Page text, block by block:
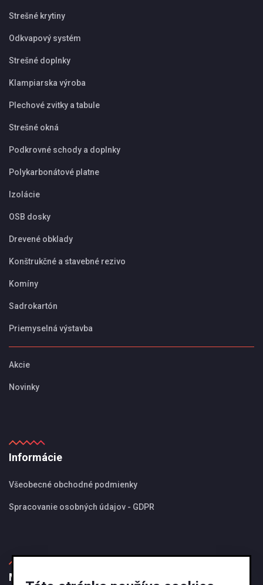
Strešné krytiny
Odkvapový systém
Strešné doplnky
Klampiarska výroba
Plechové zvitky a tabule
Strešné okná
Podkrovné schody a doplnky
Polykarbonátové platne
Izolácie
OSB dosky
Drevené obklady
Konštrukčné a stavebné rezivo
Komíny
Sadrokartón
Priemyselná výstavba
Akcie
Novinky
Informácie
Všeobecné obchodné podmienky
Spracovanie osobných údajov - GDPR
MBS Magazín